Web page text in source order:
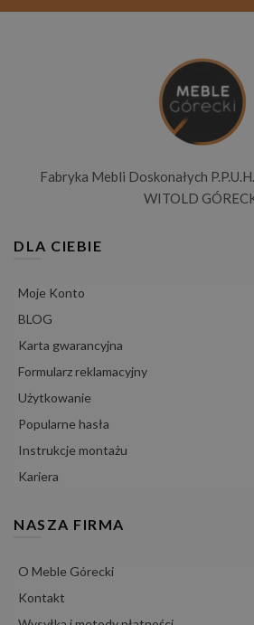
Fabryka Mebli Doskonałych
WITOLD
DLA CIEBIE
Moje Konto
BLOG
Karta gwarancyjna
Formularz reklamacyjny
Użytkowanie
Popularne hasła
Instrukcje montażu
Kariera
NASZA FIRMA
O Meble Górecki
Kontakt